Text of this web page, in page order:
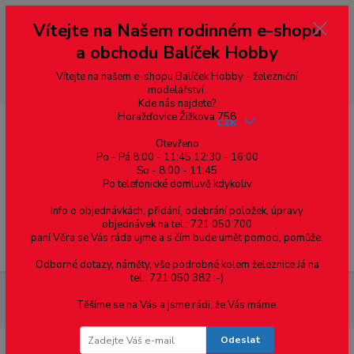
--- pro zákazníky ze Slovenska a jiných zemí, pokud chcete platit v eurech
přepněte si e-shop na euro 💶 pro přepočet měny - pravý horní roh ---
dobírky – pokud si z nějakého důvodu zásilku nevyzvednete, bude po
domluvě zaslána znovu s opětovnou platbou za poštovné, v opačném
případě bude zrušena a účet přidán na blacklist a rušeny následující
objednávky.
Menu
CZK
Sádrové odlitky
Vítejte na Našem rodinném e-shopu
a obchodu Balíček Hobby
Vítejte na našem e-shopu Balíček Hobby - železniční
modelářství.
Kde nás najdete?
Horažďovice Žižkova 758
Otevřeno
Po - Pá 8:00 - 11:45 12:30 - 16:00
So - 8:00 - 11:45
Po telefonické domluvě kdykoliv
Info o objednávkách, přidání, odebrání položek, úpravy
objednávek na tel.: 721 050 700
paní Věra se Vás ráda ujme a s čím bude umět pomoci, pomůže.
Odborné dotazy, náměty, vše podrobné kolem železnice Já na
tel.: 721 050 382 :-)
Těšíme se na Vás a jsme rádi, že Vás máme.
Odeslat